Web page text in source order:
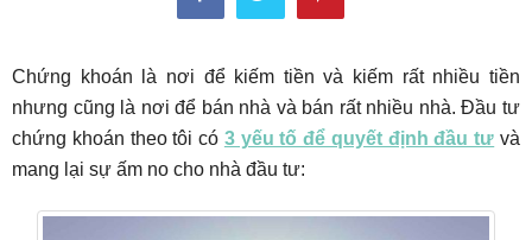
Chứng khoán là nơi để kiếm tiền và kiếm rất nhiều tiền
nhưng cũng là nơi để bán nhà và bán rất nhiều nhà. Đầu tư
chứng khoán theo tôi có 3 yếu tố để quyết định đầu tư và
mang lại sự ấm no cho nhà đầu tư: